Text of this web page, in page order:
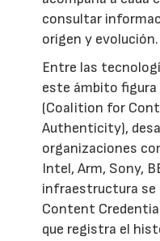
consultar
origen y evolución.
Entre las
este ámbito figura
(Coalition for
Authenticity),
organizaciones
Intel, Arm, Sony,
infraestructura se
Content
que registra el